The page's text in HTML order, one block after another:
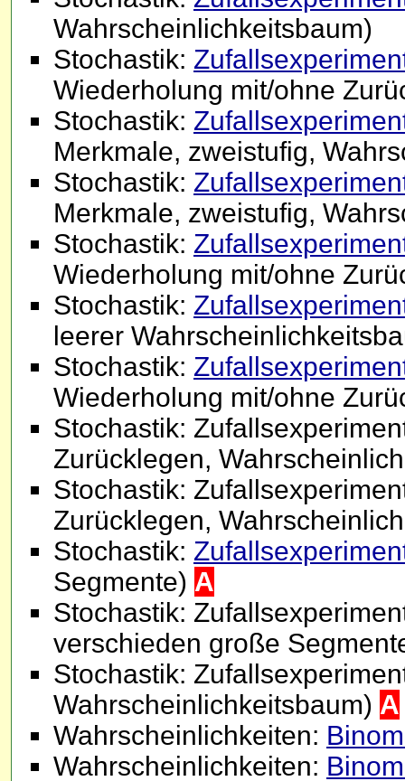
Wahrscheinlichkeitsbaum)
Stochastik:
Wiederholung mit/ohne
Stochastik:
Merkmale, zweistufig,
Stochastik:
Merkmale, zweistufig,
Stochastik:
Wiederholung mit/ohne
Stochastik:
leerer
Stochastik:
Wiederholung mit/ohne
Stochastik:
Zurücklegen,
Stochastik:
Zurücklegen,
Stochastik:
Segmente) A
Stochastik:
verschieden große
Stochastik:
Wahrscheinlichkeitsbaum) A
Wahrscheinlichkeiten:
Wahrscheinlichkeiten: